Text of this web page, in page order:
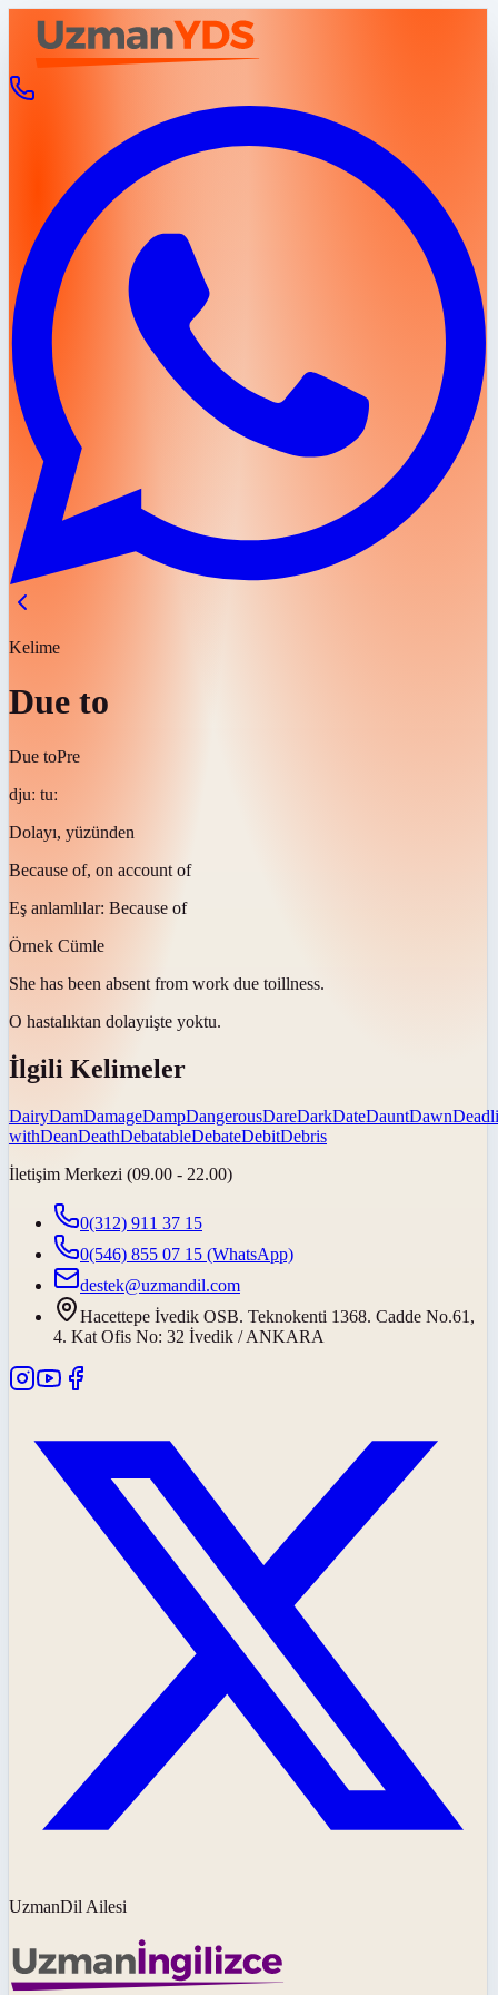
Kelime
Due to
Due toPre
djuː tuː
Dolayı, yüzünden
Because of, on account of
Eş anlamlılar: Because of
Örnek Cümle
She has been absent from work due toillness.
O hastalıktan dolayıişte yoktu.
İlgili Kelimeler
DairyDamDamageDampDangerousDareDarkDateDauntDawn
withDeanDeathDebatableDebateDebitDebris
İletişim Merkezi (09.00 - 22.00)
0(312) 911 37 15
0(546) 855 07 15 (WhatsApp)
destek@uzmandil.com
Hacettepe İvedik OSB. Teknokenti 1368. Cadde No.61,
4. Kat Ofis No: 32 İvedik / ANKARA
UzmanDil Ailesi